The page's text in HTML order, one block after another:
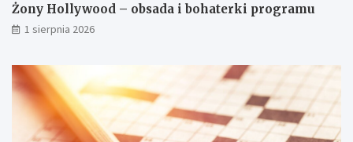
Żony Hollywood – obsada i bohaterki programu
1 sierpnia 2026